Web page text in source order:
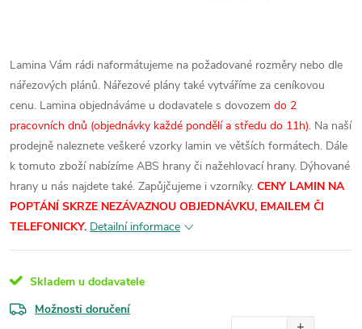
Lamina Vám rádi naformátujeme na požadované rozměry nebo dle
nářezových plánů. Nářezové plány také vytváříme za ceníkovou
cenu. Lamina objednáváme u dodavatele s dovozem do 2
pracovních dnů (objednávky každé pondělí a středu do 11h). Na naší
prodejně naleznete veškeré vzorky lamin ve větších formátech. Dále
k tomuto zboží nabízíme ABS hrany či nažehlovací hrany. Dýhované
hrany u nás najdete také. Zapůjčujeme i vzorníky. CENY LAMIN NA
POPTÁNÍ SKRZE NEZÁVAZNOU OBJEDNÁVKU, EMAILEM ČI
TELEFONICKY. Detailní informace
Skladem u dodavatele
Možnosti doručení